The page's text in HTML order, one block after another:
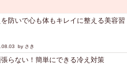
防いで心も体もキレイに整える美容習
by さき
らない！簡単にできる冷え対策